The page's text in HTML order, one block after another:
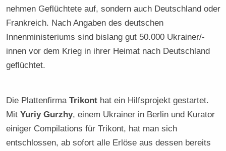
nehmen Geflüchtete auf, sondern auch Deutschland oder
Frankreich. Nach Angaben des deutschen
Innenministeriums sind bislang gut 50.000 Ukrainer/-
innen vor dem Krieg in ihrer Heimat nach Deutschland
geflüchtet.
Die PlattenfirmaTrikont hat ein Hilfsprojekt gestartet.
MitYuriy Gurzhy, einem Ukrainer in Berlin und Kurator
einiger Compilations für Trikont, hat man sich
entschlossen, ab sofort alle Erlöse aus dessen bereits